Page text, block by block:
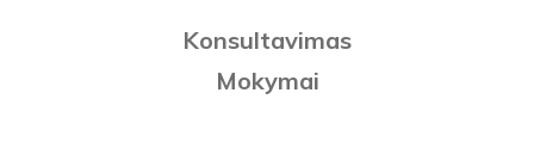
Konsultavimas
Mokymai